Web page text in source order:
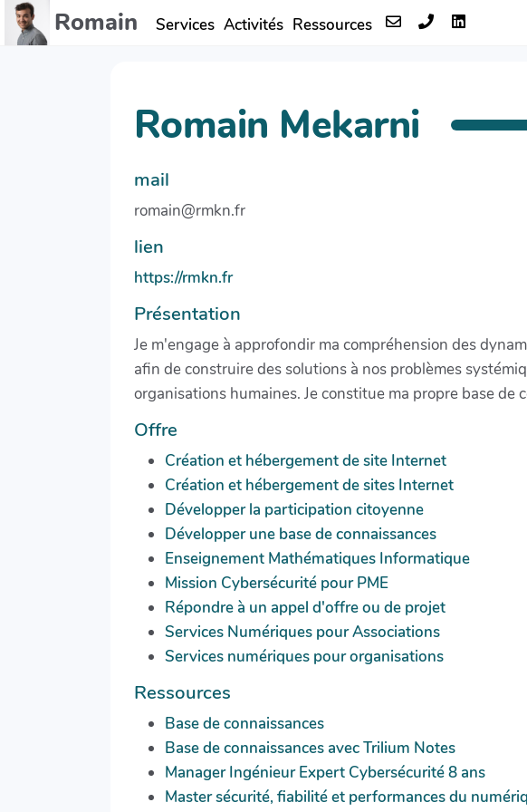
Aller au contenu principal
Romain Services Activités Ressources
Romain Mekarni
mail
romain@rmkn.fr
lien
https://rmkn.fr
Présentation
Je m'engage à approfondir ma compréhension des
afin de construire des solutions à nos problèmes
organisations humaines. Je constitue ma propre base
Offre
Création et hébergement de site Internet
Création et hébergement de sites Internet
Développer la participation citoyenne
Développer une base de connaissances
Enseignement Mathématiques Informatique
Mission Cybersécurité pour PME
Répondre à un appel d'offre ou de projet
Services Numériques pour Associations
Services numériques pour organisations
Ressources
Base de connaissances
Base de connaissances avec Trilium Notes
Manager Ingénieur Expert Cybersécurité 8 ans
Master sécurité, fiabilité et performances du